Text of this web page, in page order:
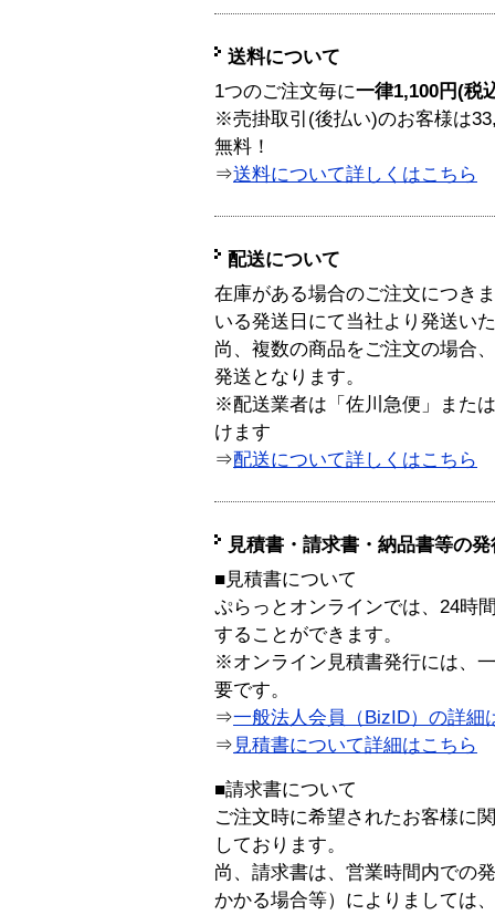
送料について
1つのご注文毎に一律1,100円(税
※売掛取引(後払い)のお客様は
無料！
⇒送料について詳しくはこちら
配送について
在庫がある場合のご注文につき
いる発送日にて当社より発送い
尚、複数の商品をご注文の場合
発送となります。
※配送業者は「佐川急便」また
けます
⇒配送について詳しくはこちら
見積書・請求書・納品書等の
■見積書について
ぷらっとオンラインでは、24時
することができます。
※オンライン見積書発行には、
要です。
⇒一般法人会員（BizID）の詳細
⇒ 見積書について詳細はこちら
■請求書について
ご注文時に希望されたお客様に
しております。
尚、請求書は、営業時間内での
かかる場合等）によりましては